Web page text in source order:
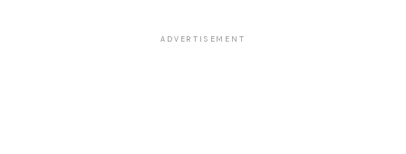
ADVERTISEMENT